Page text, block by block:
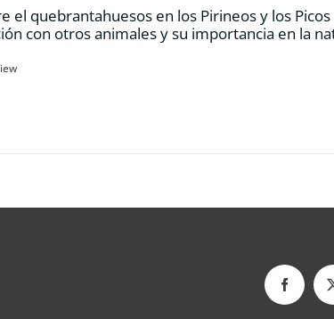
el quebrantahuesos en los Pirineos y los
con otros animales y su importancia en la